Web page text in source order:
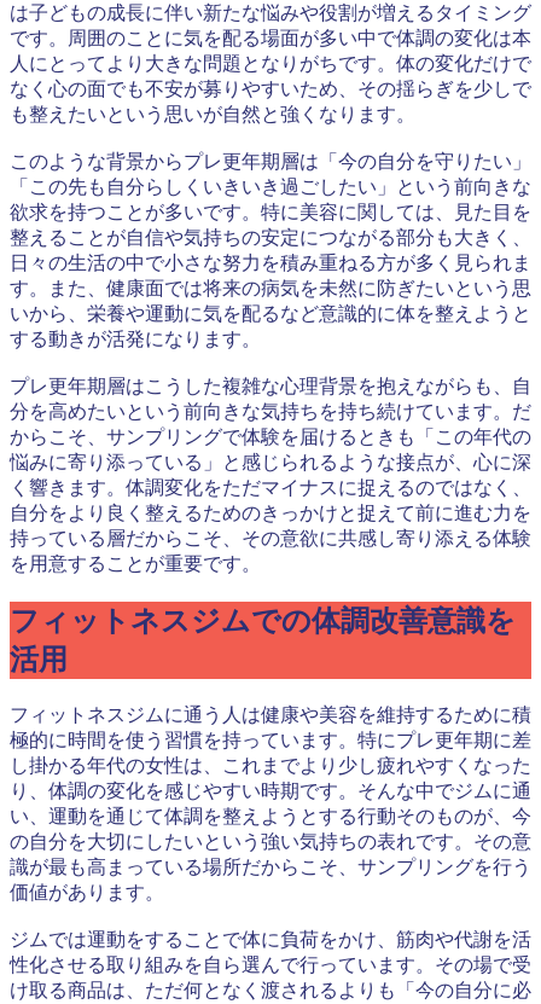
は子どもの成長に伴い新たな悩みや役割が増えるタイミング
です。周囲のことに気を配る場面が多い中で体調の変化は本
人にとってより大きな問題となりがちです。体の変化だけで
なく心の面でも不安が募りやすいため、その揺らぎを少しで
も整えたいという思いが自然と強くなります。
このような背景からプレ更年期層は「今の自分を守りたい」
「この先も自分らしくいきいき過ごしたい」という前向きな
欲求を持つことが多いです。特に美容に関しては、見た目を
整えることが自信や気持ちの安定につながる部分も大きく、
日々の生活の中で小さな努力を積み重ねる方が多く見られま
す。また、健康面では将来の病気を未然に防ぎたいという思
いから、栄養や運動に気を配るなど意識的に体を整えようと
する動きが活発になります。
プレ更年期層はこうした複雑な心理背景を抱えながらも、自
分を高めたいという前向きな気持ちを持ち続けています。だ
からこそ、サンプリングで体験を届けるときも「この年代の
悩みに寄り添っている」と感じられるような接点が、心に深
く響きます。体調変化をただマイナスに捉えるのではなく、
自分をより良く整えるためのきっかけと捉えて前に進む力を
持っている層だからこそ、その意欲に共感し寄り添える体験
を用意することが重要です。
フィットネスジムでの体調改善意識を
活用
フィットネスジムに通う人は健康や美容を維持するために積
極的に時間を使う習慣を持っています。特にプレ更年期に差
し掛かる年代の女性は、これまでより少し疲れやすくなった
り、体調の変化を感じやすい時期です。そんな中でジムに通
い、運動を通じて体調を整えようとする行動そのものが、今
の自分を大切にしたいという強い気持ちの表れです。その意
識が最も高まっている場所だからこそ、サンプリングを行う
価値があります。
ジムでは運動をすることで体に負荷をかけ、筋肉や代謝を活
性化させる取り組みを自ら選んで行っています。その場で受
け取る商品は、ただ何となく渡されるよりも「今の自分に必